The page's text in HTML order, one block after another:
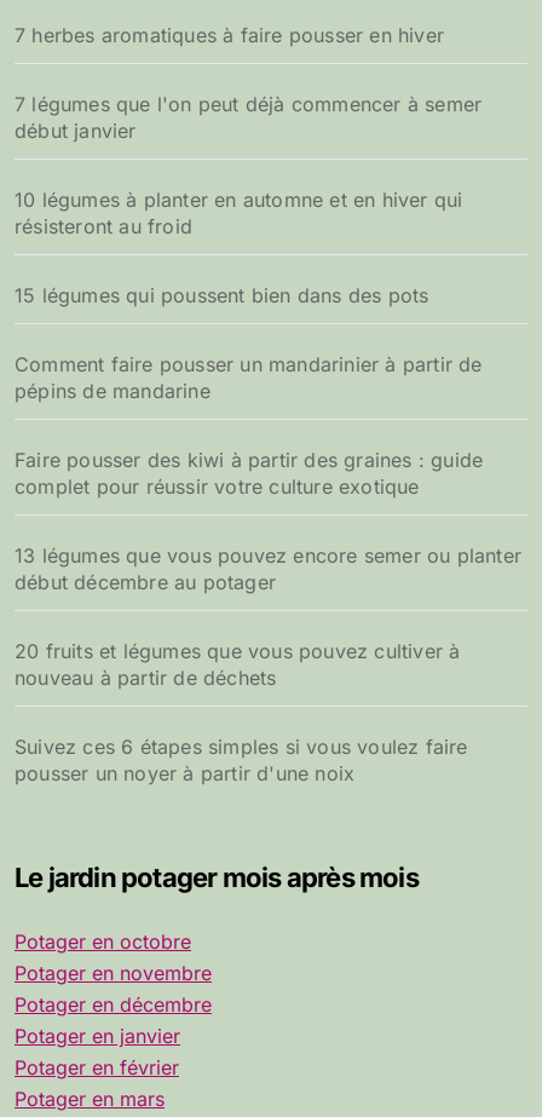
:7 herbes aromatiques à faire pousser en hiver
7 légumes que l'on peut déjà commencer à semer
début janvier
10 légumes à planter en automne et en hiver qui
résisteront au froid
15 légumes qui poussent bien dans des pots
Comment faire pousser un mandarinier à partir de
pépins de mandarine
Faire pousser des kiwi à partir des graines : guide
complet pour réussir votre culture exotique
13 légumes que vous pouvez encore semer ou planter
début décembre au potager
20 fruits et légumes que vous pouvez cultiver à
nouveau à partir de déchets
Suivez ces 6 étapes simples si vous voulez faire
pousser un noyer à partir d'une noix
Le jardin potager mois après mois
Potager en octobre
Potager en novembre
Potager en décembre
Potager en janvier
Potager en février
Potager en mars